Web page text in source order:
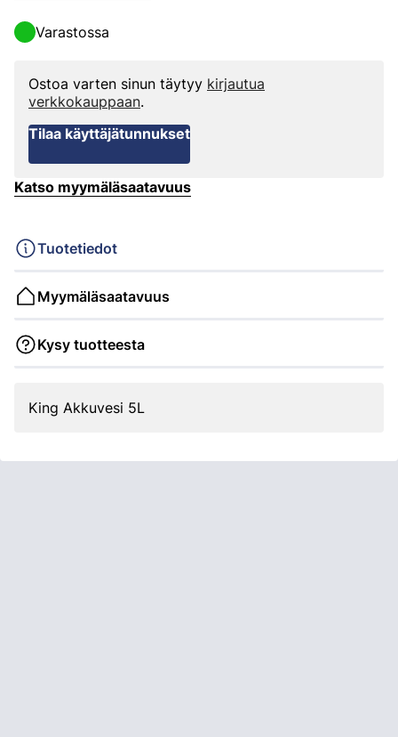
Varastossa
Ostoa varten sinun täytyy kirjautua
verkkokauppaan.
Tilaa käyttäjätunnukset
Katso myymäläsaatavuus
Tuotetiedot
Myymäläsaatavuus
Kysy tuotteesta
King Akkuvesi 5L